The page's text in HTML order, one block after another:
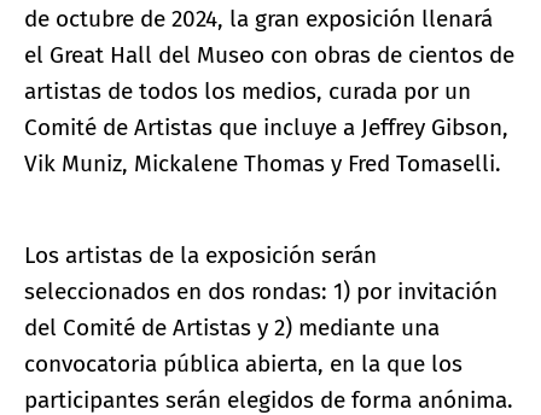
de octubre de 2024, la gran exposición llenará
el Great Hall del Museo con obras de cientos de
artistas de todos los medios, curada por un
Comité de Artistas que incluye a Jeffrey Gibson,
Vik Muniz, Mickalene Thomas y Fred Tomaselli.
Los artistas de la exposición serán
seleccionados en dos rondas: 1) por invitación
del Comité de Artistas y 2) mediante una
convocatoria pública abierta, en la que los
participantes serán elegidos de forma anónima.